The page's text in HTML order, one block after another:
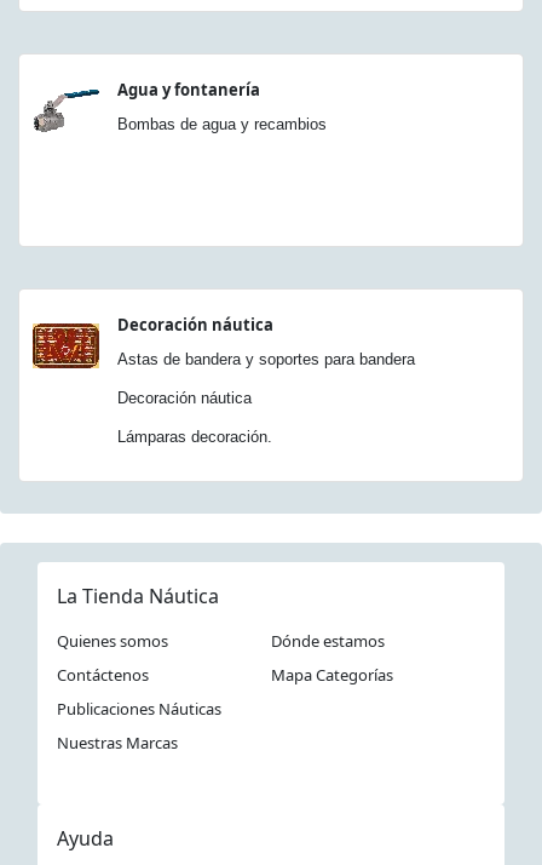
Agua y fontanería
Bombas de agua y recambios
Decoración náutica
Astas de bandera y soportes para bandera
Decoración náutica
Lámparas decoración.
La Tienda Náutica
Quienes somos
Dónde estamos
Contáctenos
Mapa Categorías
Publicaciones Náuticas
Nuestras Marcas
Ayuda